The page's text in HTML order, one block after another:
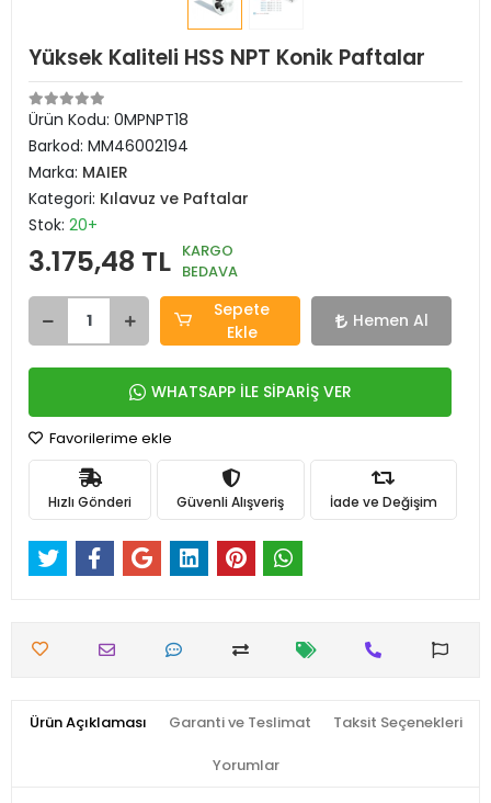
Yüksek Kaliteli HSS NPT Konik Paftalar
Ürün Kodu: 0MPNPT18
Barkod: MM46002194
Marka: MAIER
Kategori: Kılavuz ve Paftalar
Stok: 20+
3.175,48 TL KARGO
BEDAVA
Sepete
Ekle
Hemen Al
WHATSAPP İLE SİPARİŞ VER
Favorilerime ekle
Hızlı Gönderi Güvenli Alışveriş İade ve Değişim
Ürün Açıklaması Garanti ve Teslimat Taksit Seçenekleri
Yorumlar